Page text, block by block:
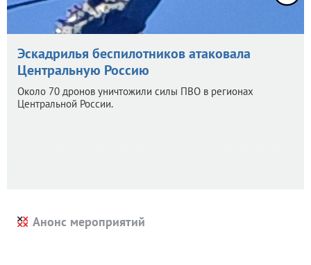
Эскадрилья беспилотников атаковала
Центральную Россию
Около 70 дронов уничтожили силы ПВО в регионах
Центральной России.
Анонс мероприятий